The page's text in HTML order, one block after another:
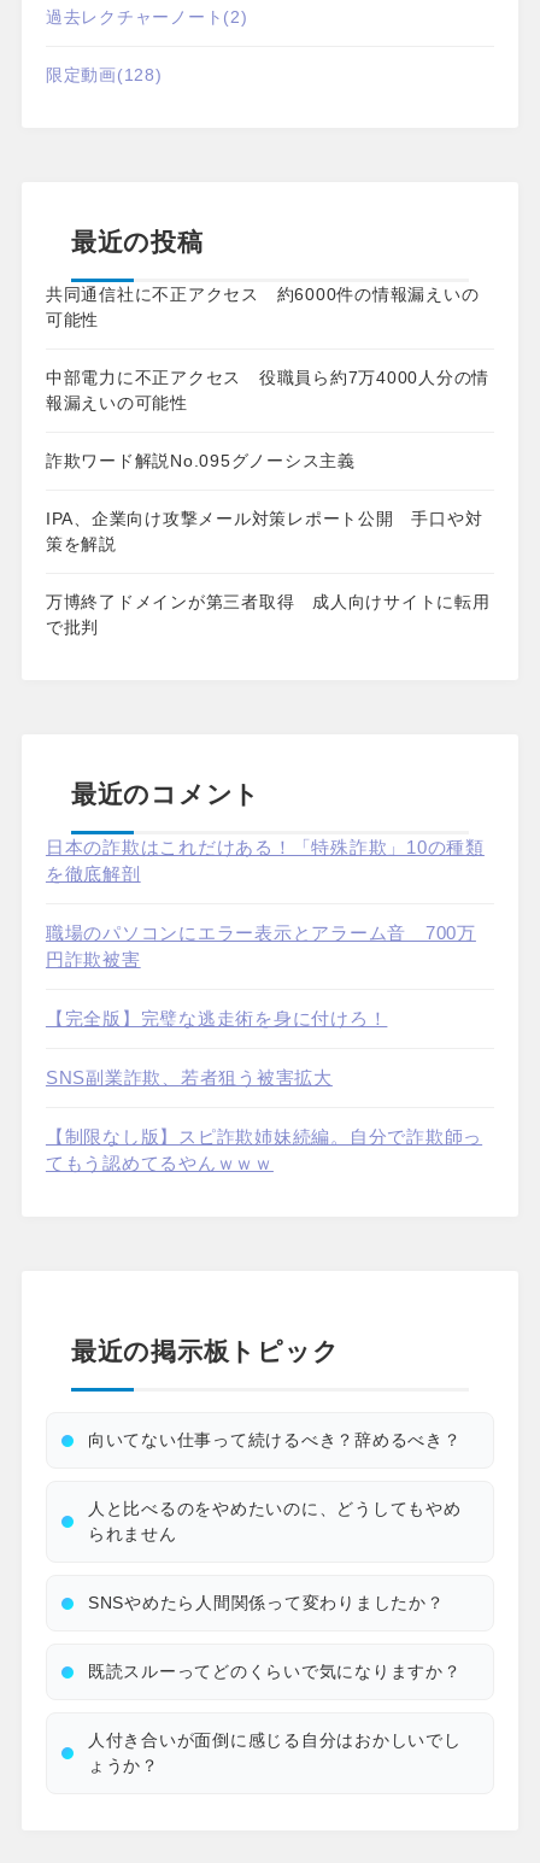
過去レクチャーノート (2)
限定動画(128)
最近の投稿
共同通信社に不正アクセス 約6000件の情報漏えいの
可能性
中部電力に不正アクセス 役職員ら約7万4000人分の情
報漏えいの可能性
詐欺ワード解説No.095グノーシス主義
IPA、企業向け攻撃メール対策レポート公開 手口や対
策を解説
万博終了ドメインが第三者取得 成人向けサイトに転用
で批判
最近のコメント
日本の詐欺はこれだけある！「特殊詐欺」10の種類
を徹底解剖
職場のパソコンにエラー表示とアラーム音 700万
円詐欺被害
【完全版】完璧な逃走術を身に付けろ！
SNS副業詐欺、若者狙う被害拡大
【制限なし版】スピ詐欺姉妹続編。自分で詐欺師っ
てもう認めてるやんｗｗｗ
最近の掲示板トピック
向いてない仕事って続けるべき？辞めるべき？
人と比べるのをやめたいのに、どうしてもやめ
られません
SNSやめたら人間関係って変わりましたか？
既読スルーってどのくらいで気になりますか？
人付き合いが面倒に感じる自分はおかしいでし
ょうか？